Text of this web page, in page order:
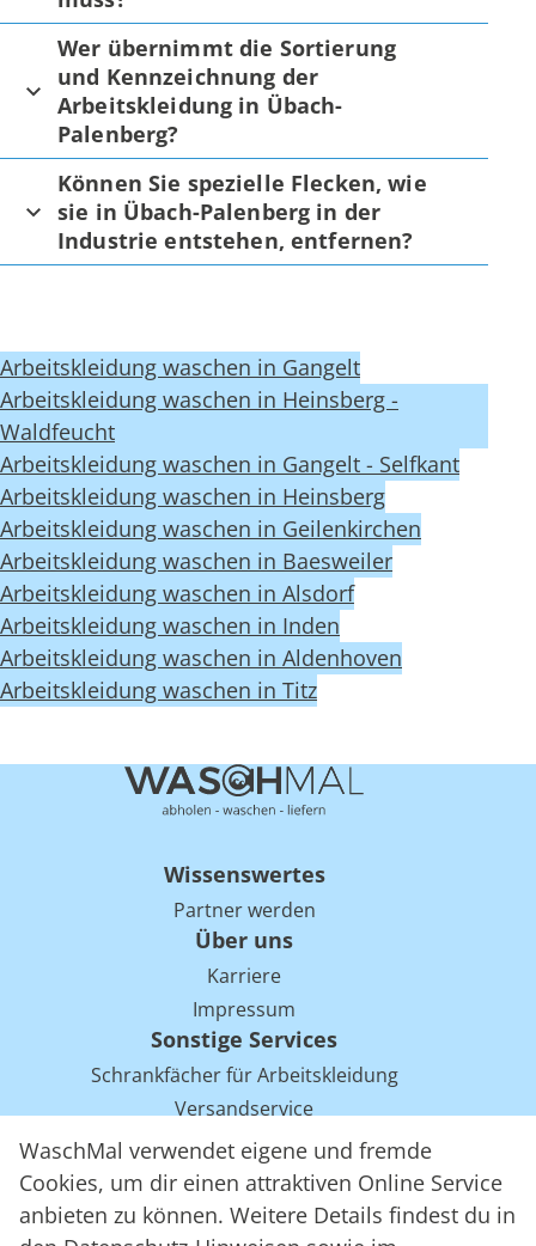
WaschMal verwendet eigene und fremde
Cookies, um dir einen attraktiven Online Service
anbieten zu können. Weitere Details findest du in
Wer übernimmt die Sortierung
und Kennzeichnung der
Arbeitskleidung in Übach-
Palenberg?
Können Sie spezielle Flecken, wie
sie in Übach-Palenberg in der
Industrie entstehen, entfernen?
Arbeitskleidung waschen in Gangelt
Arbeitskleidung waschen in Heinsberg -
Waldfeucht
Arbeitskleidung waschen in Gangelt - Selfkant
Arbeitskleidung waschen in Heinsberg
Arbeitskleidung waschen in Geilenkirchen
Arbeitskleidung waschen in Baesweiler
Arbeitskleidung waschen in Alsdorf
Arbeitskleidung waschen in Inden
Arbeitskleidung waschen in Aldenhoven
Arbeitskleidung waschen in Titz
Wissenswertes
Partner werden
Über uns
Karriere
Impressum
Sonstige Services
Schrankfächer für Arbeitskleidung
Versandservice
Einsparpotentiale für Mietwäsche bei Arbeitskleidung
Arbeitskleidung Tracking mit RFID